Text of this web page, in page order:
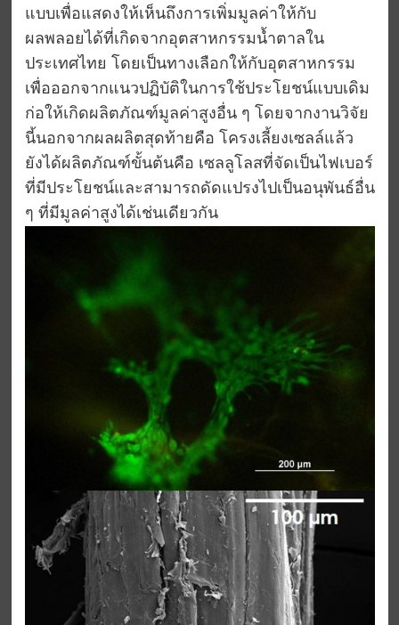
แบบเพื่อแสดงให้เห็นถึงการเพิ่มมูลค่าให้กับ
ผลพลอยได้ที่เกิดจากอุตสาหกรรมน้ำตาลใน
ประเทศไทย โดยเป็นทางเลือกให้กับอุตสาหกรรม
เพื่อออกจากแนวปฏิบัติในการใช้ประโยชน์แบบเดิม
ก่อให้เกิดผลิตภัณฑ์มูลค่าสูงอื่น ๆ โดยจากงานวิจัย
นี้นอกจากผลผลิตสุดท้ายคือ โครงเลี้ยงเซลล์แล้ว
ยังได้ผลิตภัณฑ์ขั้นต้นคือ เซลลูโลสที่จัดเป็นไฟเบอร์
ที่มีประโยชน์และสามารถดัดแปรงไปเป็นอนุพันธ์อื่น
ๆ ที่มีมูลค่าสูงได้เช่นเดียวกัน